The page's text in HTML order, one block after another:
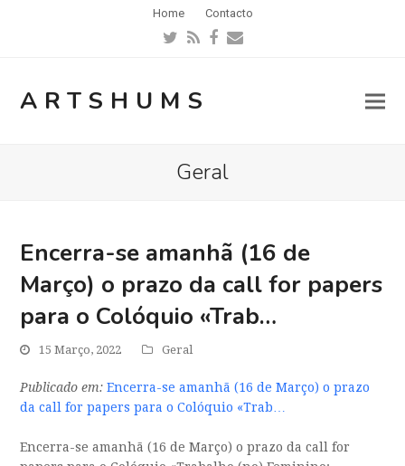
Home Contacto
Twitter
RSSFacebook
Email
ARTSHUMS
Geral
Encerra-se amanhã (16 de
Março) o prazo da call for papers
para o Colóquio «Trab…
15 Março, 2022 Geral
Publicado em: Encerra-se amanhã (16 de Março) o prazo
da call for papers para o Colóquio «Trab…
Encerra-se amanhã (16 de Março) o prazo da call for